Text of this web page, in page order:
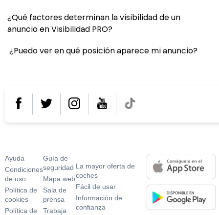
¿Qué factores determinan la visibilidad de un
anuncio en Visibilidad PRO?
¿Puedo ver en qué posición aparece mi anuncio?
Ayuda
Condiciones
de uso
Polí­tica de
cookies
Polí­tica de
Guí­a de
seguridad
Mapa web
Sala de
prensa
Trabaja
La mayor oferta de
coches
Fácil de usar
Información de
confianza